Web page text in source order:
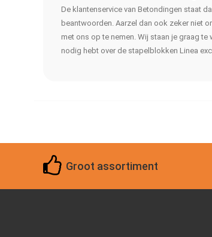
De klantenservice van Betondingen staat
beantwoorden. Aarzel dan ook zeker niet
met ons op te nemen. Wij staan je graag
nodig hebt over de stapelblokken Linea
Groot assortiment